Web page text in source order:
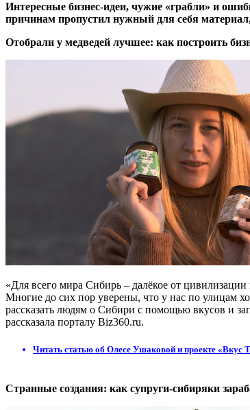
Интересные бизнес-идеи, чужие «грабли» и
причинам пропустил нужный для себя
Отобрали у медведей лучшее: как построить
«Для всего мира Сибирь – далёкое от
Многие до сих пор уверены, что у нас по улицам
рассказать людям о Сибири с помощью вкусов и
рассказала порталу Biz360.ru.
Читать статью об Олесе Ушаковой и проекте «Вкус
Странные создания: как супруги-сибиряки